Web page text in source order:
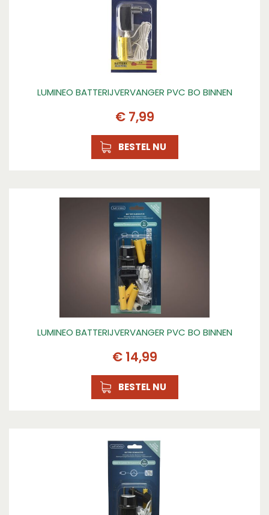
LUMINEO BATTERIJVERVANGER PVC BO BINNEN
€ 7,99
BESTEL NU
LUMINEO BATTERIJVERVANGER PVC BO BINNEN
€ 14,99
BESTEL NU